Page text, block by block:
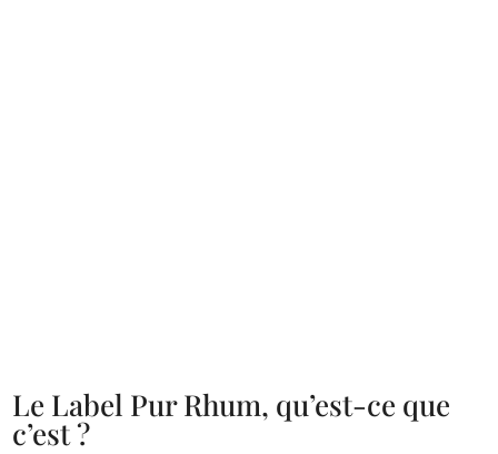
Le Label Pur Rhum, qu’est-ce que
c’est ?